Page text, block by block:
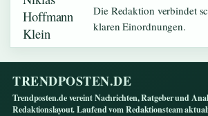
Die Redaktion verbindet
klaren Einordnungen.
TRENDPOSTEN.DE
Trendposten.de vereint Nachrichten, Ratgeber und
Redaktionslayout. Laufend vom Redaktionsteam